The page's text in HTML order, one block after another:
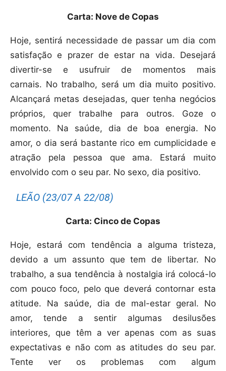
Carta: Nove de Copas
Hoje, sentirá necessidade de passar um dia com
satisfação e prazer de estar na vida. Desejará
divertir-se e usufruir de momentos mais
carnais. No trabalho, será um dia muito positivo.
Alcançará metas desejadas, quer tenha negócios
próprios, quer trabalhe para outros. Goze o
momento. Na saúde, dia de boa energia. No
amor, o dia será bastante rico em cumplicidade e
atração pela pessoa que ama. Estará muito
envolvido com o seu par. No sexo, dia positivo.
LEÃO (23/07 A 22/08)
Carta: Cinco de Copas
Hoje, estará com tendência a alguma tristeza,
devido a um assunto que tem de libertar. No
trabalho, a sua tendência à nostalgia irá colocá-lo
com pouco foco, pelo que deverá contornar esta
atitude. Na saúde, dia de mal-estar geral. No
amor, tende a sentir algumas desilusões
interiores, que têm a ver apenas com as suas
expectativas e não com as atitudes do seu par.
Tente ver os problemas com algum